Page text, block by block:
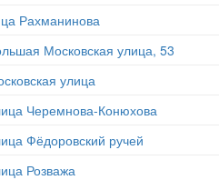
Рахманинова
Московская улица, 53
улица
Черемнова-Конюхова
Фёдоровский ручей
Розважа